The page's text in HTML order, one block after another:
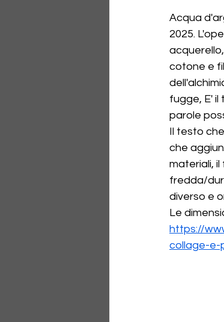
Acqua
2025.
cotone e
fugge, E'
parole
Il testo
che
materiali,
fredda/
diverso e
Le
https://
collage-e-